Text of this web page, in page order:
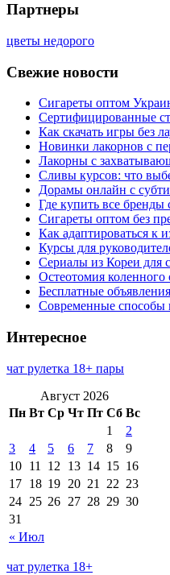
Партнеры
цветы недорого
Свежие новости
Сигареты оптом
Сертифицированные
Как скачать игры без
Новинки лакорнов с
Лакорны с
Сливы курсов: что
Дорамы онлайн с
Где купить все бренды
Сигареты оптом без
Как адаптироваться к
Курсы для
Сериалы из Кореи для
Остеотомия коленного
Бесплатные
Современные способы
Интересное
чат рулетка 18+ пары
Август 2026
Пн Вт Ср Чт Пт Сб Вс
« Июл
1
2
3
4 5 6 7 8
9
10 11 12 13 14 15 16
17 18 19 20 21 22 23
24 25 26 27 28 29 30
31
чат рулетка 18+